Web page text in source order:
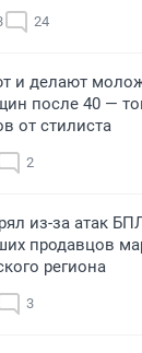
24
и делают
после 40 —
от стилиста
2
из-за атак
продавцов
региона
3